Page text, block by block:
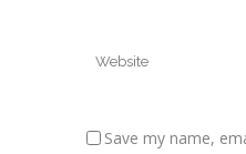
Save my name,